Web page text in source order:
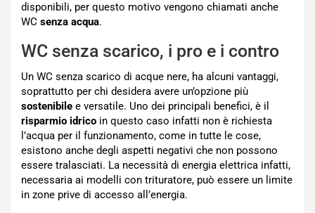
disponibili, per questo motivo vengono chiamati anche
WC senza acqua.
WC senza scarico, i pro e i contro
Un WC senza scarico di acque nere, ha alcuni vantaggi,
soprattutto per chi desidera avere un’opzione più
sostenibile e versatile. Uno dei principali benefici, è il
risparmio idrico in questo caso infatti non è richiesta
l’acqua per il funzionamento, come in tutte le cose,
esistono anche degli aspetti negativi che non possono
essere tralasciati. La necessità di energia elettrica infatti,
necessaria ai modelli con trituratore, può essere un limite
in zone prive di accesso all’energia.